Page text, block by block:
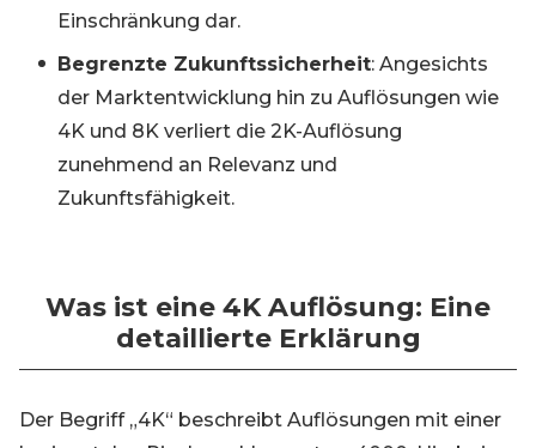
Einschränkung dar.
Begrenzte Zukunftssicherheit: Angesichts
der Marktentwicklung hin zu Auflösungen wie
4K und 8K verliert die 2K-Auflösung
zunehmend an Relevanz und
Zukunftsfähigkeit.
Was ist eine 4K Auflösung: Eine
detaillierte Erklärung
Der Begriff „4K“ beschreibt Auflösungen mit einer